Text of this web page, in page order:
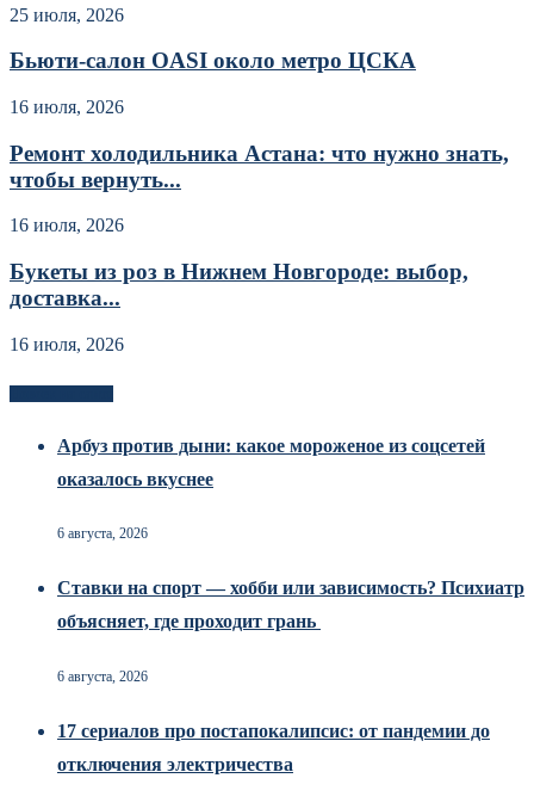
25 июля, 2026
Бьюти-салон OASI около метро ЦСКА
16 июля, 2026
Ремонт холодильника Астана: что нужно знать,
чтобы вернуть...
16 июля, 2026
Букеты из роз в Нижнем Новгороде: выбор,
доставка...
16 июля, 2026
Арбуз против дыни: какое мороженое из соцсетей
оказалось вкуснее
6 августа, 2026
Ставки на спорт — хобби или зависимость? Психиатр
объясняет, где проходит грань
6 августа, 2026
17 сериалов про постапокалипсис: от пандемии до
отключения электричества